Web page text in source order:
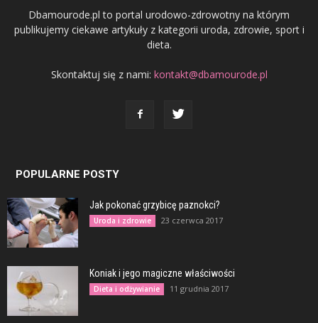
Dbamourode.pl to portal urodowo-zdrowotny na którym
publikujemy ciekawe artykuły z kategorii uroda, zdrowie, sport i
dieta.
Skontaktuj się z nami: kontakt@dbamourode.pl
POPULARNE POSTY
Jak pokonać grzybicę paznokci?
Uroda i zdrowie 23 czerwca 2017
Koniak i jego magiczne właściwości
Dieta i odżywianie 11 grudnia 2017